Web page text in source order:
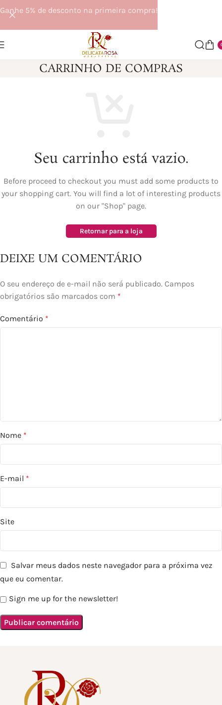
CARRINHO DE COMPRAS
Seu carrinho está vazio.
Before proceed to checkout you must add some products to
your shopping cart. You will find a lot of interesting products
on our "Shop" page.
Retornar para a loja
DEIXE UM COMENTÁRIO
O seu endereço de e-mail não será publicado. Campos
obrigatórios são marcados com *
Comentário *
Nome *
E-mail *
Site
Salvar meus dados neste navegador para a próxima vez
que eu comentar.
Sign me up for the newsletter!
Ganhe 5% de desconto na primeira compra!